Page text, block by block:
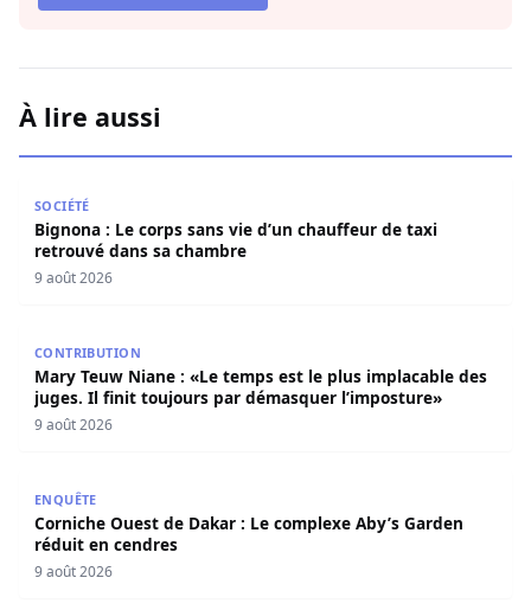
À lire aussi
SOCIÉTÉ
Bignona : Le corps sans vie d’un chauffeur de taxi
retrouvé dans sa chambre
9 août 2026
CONTRIBUTION
Mary Teuw Niane : «Le temps est le plus implacable des
juges. Il finit toujours par démasquer l’imposture»
9 août 2026
ENQUÊTE
Corniche Ouest de Dakar : Le complexe Aby’s Garden
réduit en cendres
9 août 2026